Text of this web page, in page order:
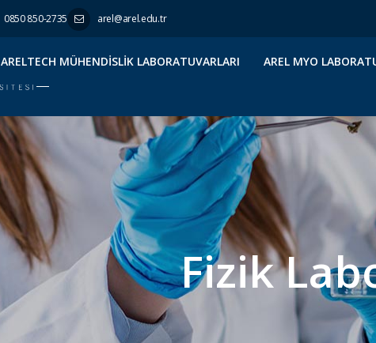
0850 850-2735 arel@arel.edu.tr
AREL MYO
ARELTECH MÜHENDISLIK LABORATUVARLARI
Fizik